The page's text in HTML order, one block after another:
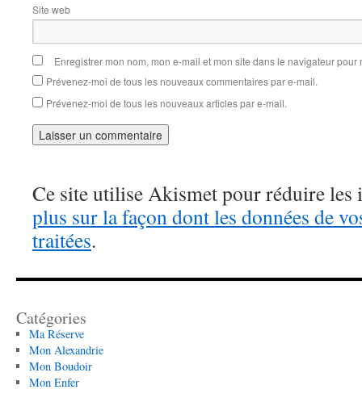
Site web
Enregistrer mon nom, mon e-mail et mon site dans le navigateur
Prévenez-moi de tous les nouveaux commentaires par e-mail.
Prévenez-moi de tous les nouveaux articles par e-mail.
Ce site utilise Akismet pour réduire les
plus sur la façon dont les données de
traitées.
Catégories
Ma Réserve
Mon Alexandrie
Mon Boudoir
Mon Enfer